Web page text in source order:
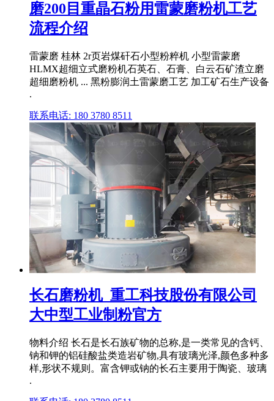
磨200目重晶石粉用雷蒙磨粉机工艺
流程介绍
雷蒙磨 桂林 2r页岩煤矸石小型粉粹机 小型雷蒙磨
HLMX超细立式磨粉机石英石、石膏、白云石矿渣立磨
超细磨粉机 ... 黑粉膨润土雷蒙磨工艺 加工矿石生产设备
.
联系电话: 180 3780 8511
长石磨粉机_重工科技股份有限公司
大中型工业制粉官方
物料介绍 长石是长石族矿物的总称,是一类常见的含钙、
钠和钾的铝硅酸盐类造岩矿物,具有玻璃光泽,颜色多种多
样,形状不规则。富含钾或钠的长石主要用于陶瓷、玻璃
.